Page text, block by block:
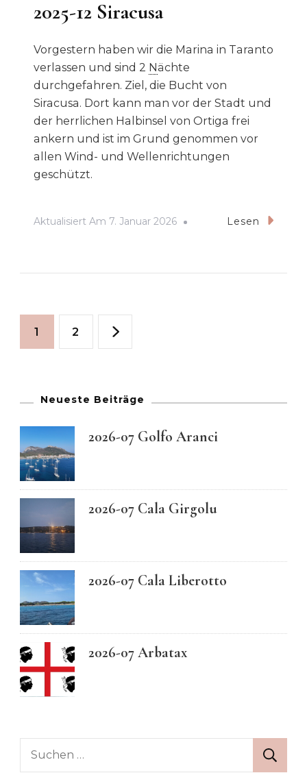
2025-12 Siracusa
Vorgestern haben wir die Marina in Taranto
verlassen und sind 2 Nächte
durchgefahren. Ziel, die Bucht von
Siracusa. Dort kann man vor der Stadt und
der herrlichen Halbinsel von Ortiga frei
ankern und ist im Grund genommen vor
allen Wind- und Wellenrichtungen
geschützt.
Aktualisiert Am 7. Januar 2026 Lesen
Beiträge
Seite
1 Seite
2
Neueste Beiträge
2026-07 Golfo Aranci
2026-07 Cala Girgolu
2026-07 Cala Liberotto
2026-07 Arbatax
Suchen